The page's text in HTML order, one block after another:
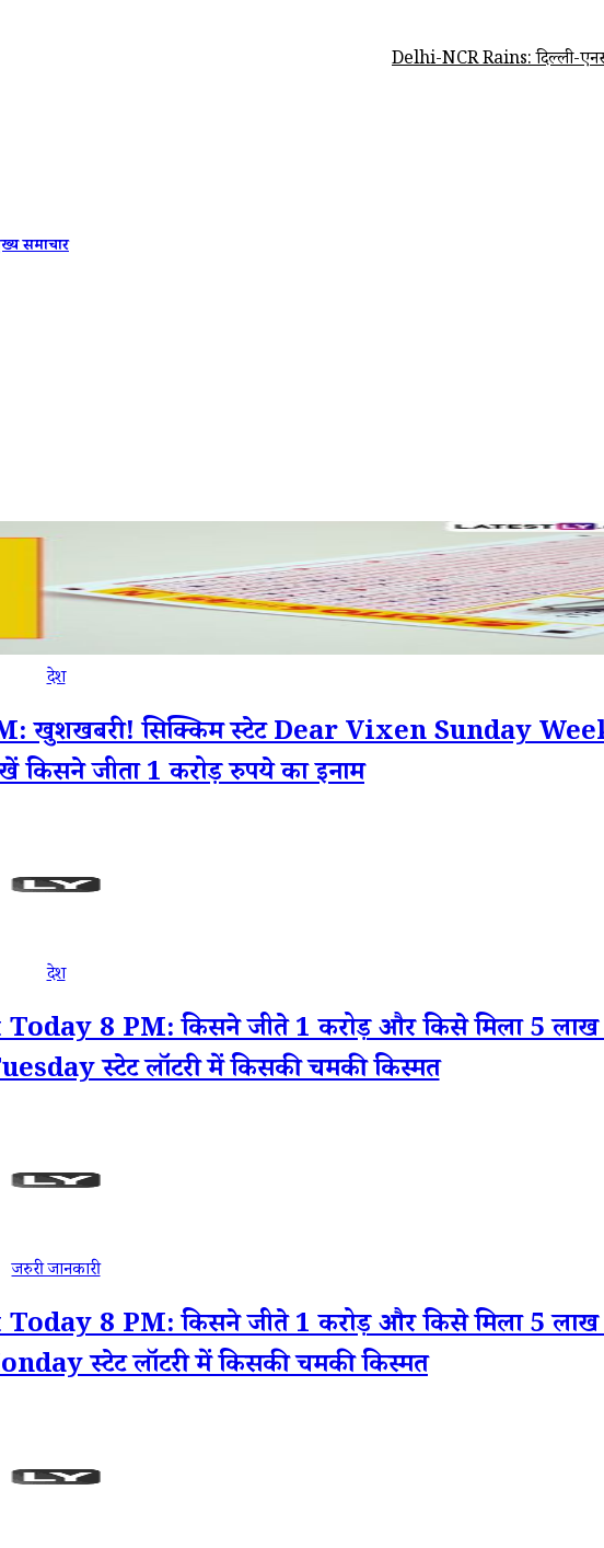
Delhi-NCR Rains: दिल्ली-एनसीआर में
समाचार
देश
सिक्किम स्टेट Dear Vixen Sunday
किसने जीता 1 करोड़ रुपये का इनाम
देश
8 PM: किसने जीते 1 करोड़ और किसे मिला 5 लाख
स्टेट लॉटरी में किसकी चमकी किस्मत
जरुरी जानकारी
8 PM: किसने जीते 1 करोड़ और किसे मिला 5 लाख
स्टेट लॉटरी में किसकी चमकी किस्मत